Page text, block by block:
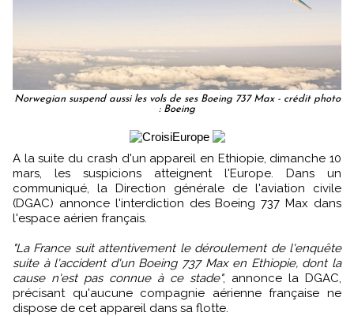
Norwegian suspend aussi les vols de ses Boeing 737 Max - crédit photo
: Boeing
A la suite du crash d'un appareil en Ethiopie, dimanche 10
mars, les suspicions atteignent l'Europe. Dans un
communiqué, la Direction générale de l'aviation civile
(DGAC) annonce l'interdiction des Boeing 737 Max dans
l'espace aérien français.
"La France suit attentivement le déroulement de l'enquête
suite à l'accident d'un Boeing 737 Max en Ethiopie, dont la
cause n'est pas connue à ce stade", annonce la DGAC,
précisant qu'aucune compagnie aérienne française ne
dispose de cet appareil dans sa flotte.